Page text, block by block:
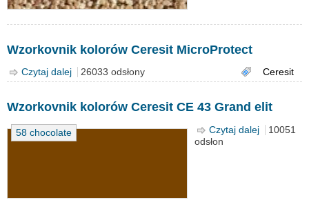
Wzorkovnik kolorów Ceresit MicroProtect
Ceresit
Czytaj dalej wpis Wzorkovnik kolorów Ceresit MicroProtect
26033 odsłony
Wzorkovnik kolorów Ceresit CE 43 Grand elit
58 chocolate Czytaj dalej wpis
10051
odsłon